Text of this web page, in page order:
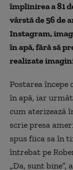
împlinirea a 81
vârstă de 56 de
Instagram,
în apă, fără să
realizate
Postarea
în apă, iar
cum aterizează
scrie presa
spus fiica sa în
întrebat pe
„Da, sunt